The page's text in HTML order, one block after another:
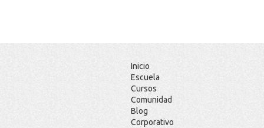
Inicio
Escuela
Cursos
Comunidad
Blog
Corporativo